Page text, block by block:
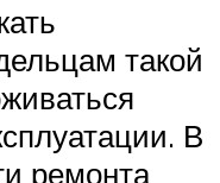
такой
В
ремонта